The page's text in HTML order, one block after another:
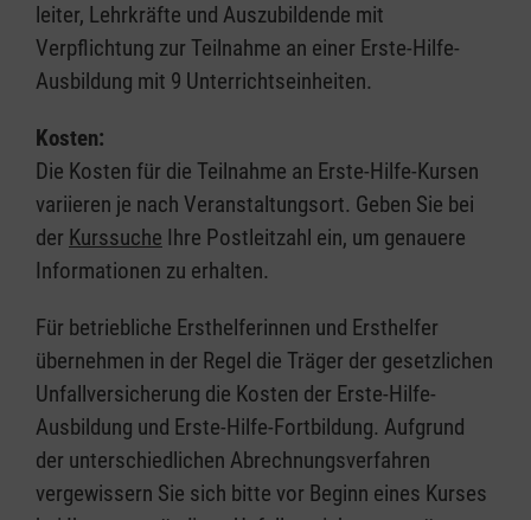
leiter, Lehrkräfte und Auszubildende mit
Verpflichtung zur Teilnahme an einer Erste-Hilfe-
Ausbildung mit 9 Unterrichtseinheiten.
Kosten:
Die Kosten für die Teilnahme an Erste-Hilfe-Kursen
variieren je nach Veranstaltungsort. Geben Sie bei
der Kurssuche Ihre Postleitzahl ein, um genauere
Informationen zu erhalten.
Für betriebliche Ersthelferinnen und Ersthelfer
übernehmen in der Regel die Träger der gesetzlichen
Unfallversicherung die Kosten der Erste-Hilfe-
Ausbildung und Erste-Hilfe-Fortbildung. Aufgrund
der unterschiedlichen Abrechnungsverfahren
vergewissern Sie sich bitte vor Beginn eines Kurses